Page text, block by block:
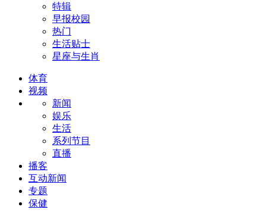
特辑
早报校园
热门
生活贴士
星座与生肖
体育
视频
新闻
娱乐
生活
系列节目
直播
播客
互动新闻
专题
保健